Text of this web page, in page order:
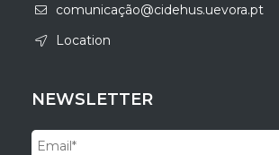
comunicação@cidehus.uevora.pt
Location
NEWSLETTER